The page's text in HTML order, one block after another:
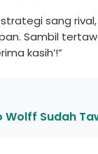
sang
Sambil
kasih’!”
Sudah